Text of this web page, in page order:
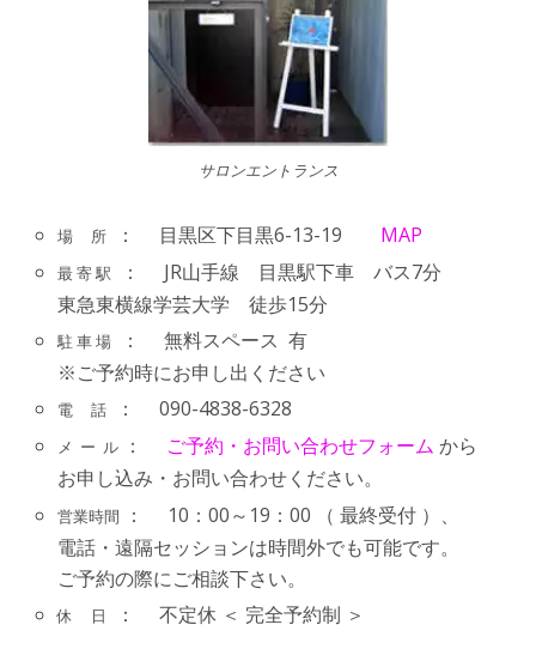
サロンエントランス
場 所 ： 目黒区下目黒6-13-19 MAP
最 寄 駅
： JR山手線 目黒駅下車 バス7分
東急東横線学芸大学 徒歩15分
駐 車 場
： 無料スペース 有
※ご予約時にお申し出ください
電 話 ： 090-4838-6328
メ ー ル ： ご予約・お問い合わせフォーム から
お申し込み・お問い合わせください。
営業時間
： 10：00～19：00 （ 最終受付 ）、
電話・遠隔セッションは時間外でも可能です。
ご予約の際にご相談下さい。
休 日 ： 不定休 ＜ 完全予約制 ＞